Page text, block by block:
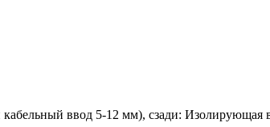
ввод 5-12 мм), сзади: Изолирующая